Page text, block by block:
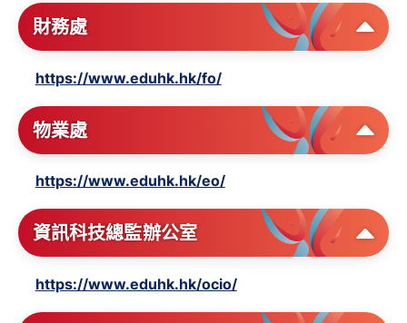
財務處
https://www.eduhk.hk/fo/
物業處
https://www.eduhk.hk/eo/
資訊科技總監辦公室
https://www.eduhk.hk/ocio/